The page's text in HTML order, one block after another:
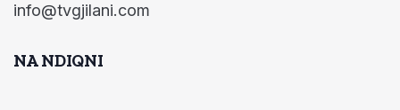
info@tvgjilani.com
NA NDIQNI